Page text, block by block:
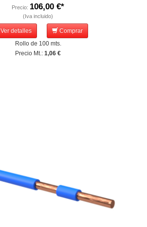
Precio: 106,00 €*
(Iva incluido)
Ver detalles
Comprar
Rollo de 100 mts.
Precio Mt.: 1,06 €